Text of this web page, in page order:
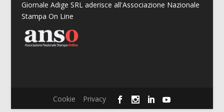
Giornale Adige SRL aderisce all'Associazione Nazionale
Stampa On Line
Cookie Privacy